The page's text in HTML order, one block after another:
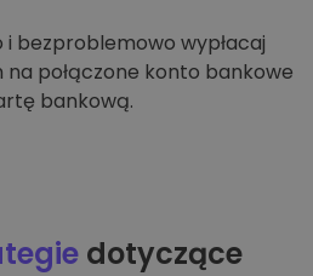
i bezproblemowo wypłacaj
połączone konto bankowe
bankową.
dotyczące